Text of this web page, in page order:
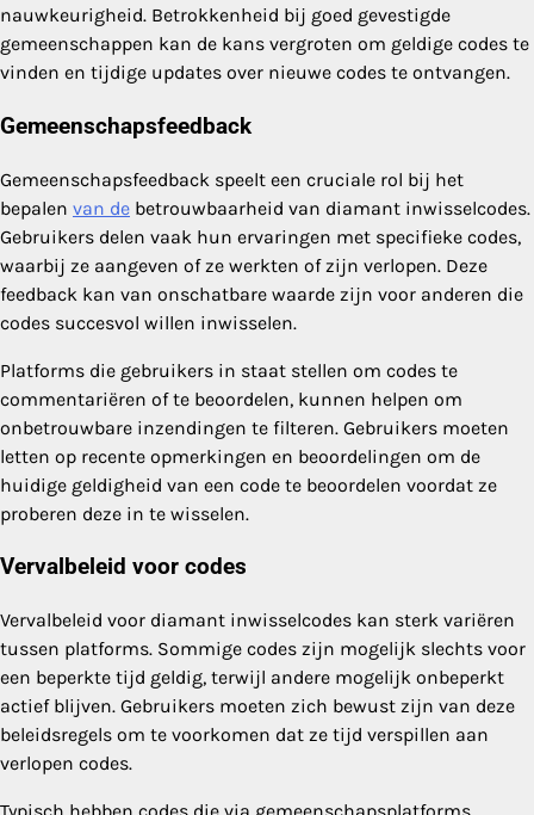
nauwkeurigheid. Betrokkenheid bij goed gevestigde
gemeenschappen kan de kans vergroten om geldige codes te
vinden en tijdige updates over nieuwe codes te ontvangen.
Gemeenschapsfeedback
Gemeenschapsfeedback speelt een cruciale rol bij het
bepalen van de betrouwbaarheid van diamant inwisselcodes.
Gebruikers delen vaak hun ervaringen met specifieke codes,
waarbij ze aangeven of ze werkten of zijn verlopen. Deze
feedback kan van onschatbare waarde zijn voor anderen die
codes succesvol willen inwisselen.
Platforms die gebruikers in staat stellen om codes te
commentariëren of te beoordelen, kunnen helpen om
onbetrouwbare inzendingen te filteren. Gebruikers moeten
letten op recente opmerkingen en beoordelingen om de
huidige geldigheid van een code te beoordelen voordat ze
proberen deze in te wisselen.
Vervalbeleid voor codes
Vervalbeleid voor diamant inwisselcodes kan sterk variëren
tussen platforms. Sommige codes zijn mogelijk slechts voor
een beperkte tijd geldig, terwijl andere mogelijk onbeperkt
actief blijven. Gebruikers moeten zich bewust zijn van deze
beleidsregels om te voorkomen dat ze tijd verspillen aan
verlopen codes.